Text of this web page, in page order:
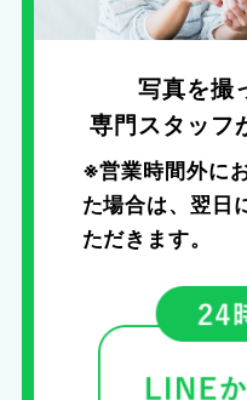
写真を撮
専門スタッフ
※営業時間外に
た場合は、 翌日
ただきます。